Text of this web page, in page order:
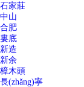
石家莊
中山
合肥
婁底
新造
新余
樟木頭
長(zhǎng)寧